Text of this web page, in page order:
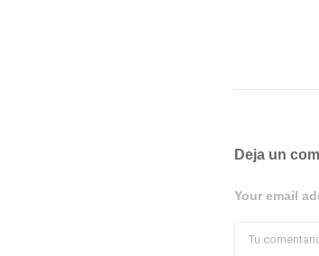
Deja un
Your email